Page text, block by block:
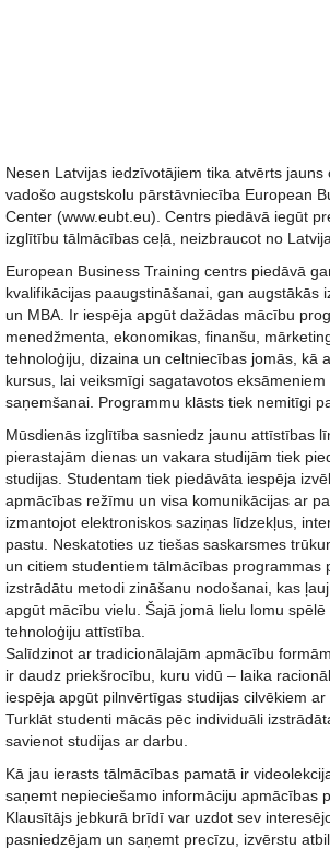
Nesen Latvijas iedzīvotājiem tika atvērts jauns
vadošo augstskolu pārstāvniecība European
Center (www.eubt.eu). Centrs piedāvā iegūt
izglītību tālmācības ceļā, neizbraucot no
European Business Training centrs piedāvā
kvalifikācijas paaugstināšanai, gan augstākās
un MBA. Ir iespēja apgūt dažādas mācību
menedžmenta, ekonomikas, finanšu,
tehnoloģiju, dizaina un celtniecības jomās, kā
kursus, lai veiksmīgi sagatavotos
saņemšanai. Programmu klāsts tiek nemitīgi
Mūsdienās izglītība sasniedz jaunu attīstības
pierastajām dienas un vakara studijām tiek
studijas. Studentam tiek piedāvāta iespēja
apmācības režīmu un visa komunikācijas ar
izmantojot elektroniskos saziņas līdzekļus,
pastu. Neskatoties uz tiešas saskarsmes
un citiem studentiem tālmācības programmas
izstrādātu metodi zināšanu nodošanai, kas
apgūt mācību vielu. Šajā jomā lielu lomu spēlē
tehnoloģiju attīstība.
Salīdzinot ar tradicionālajām apmācību
ir daudz priekšrocību, kuru vidū – laika
iespēja apgūt pilnvērtīgas studijas cilvēkiem ar
Turklāt studenti mācās pēc individuāli
savienot studijas ar darbu.
Kā jau ierasts tālmācības pamatā ir
saņemt nepieciešamo informāciju apmācības
Klausītājs jebkurā brīdī var uzdot sev
pasniedzējam un saņemt precīzu, izvērstu